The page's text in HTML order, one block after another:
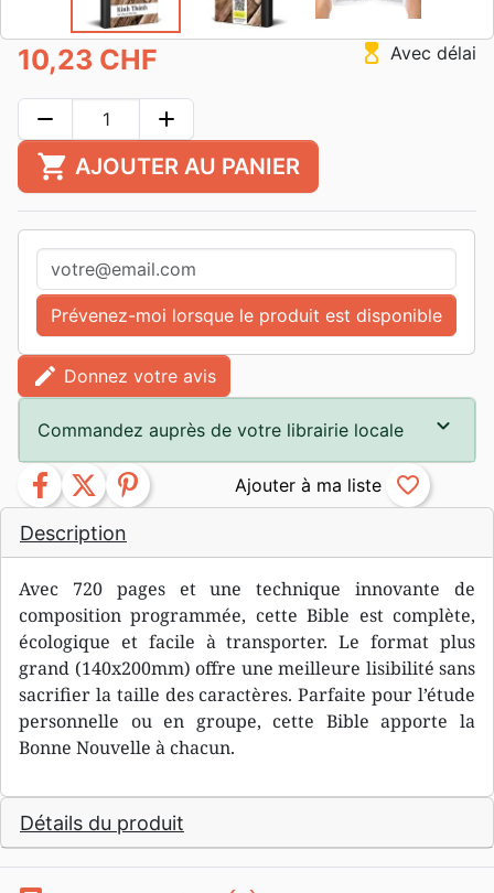
Description
Avec 720 pages et une technique innovante de
composition programmée, cette Bible est complète,
écologique et facile à transporter. Le format plus
grand (140x200mm) offre une meilleure lisibilité sans
sacrifier la taille des caractères. Parfaite pour l’étude
personnelle ou en groupe, cette Bible apporte la
Bonne Nouvelle à chacun.
Détails du produit
10,23 CHF hourglass_top Avec délai
remove add
shopping_cart AJOUTER AU PANIER
Prévenez-moi lorsque le produit est disponible
edit Donnez votre avis
Commandez auprès de votre librairie locale
facebook twitter pinterest favorite_border